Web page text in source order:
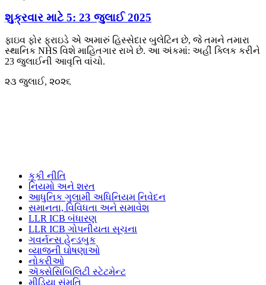
શુક્રવાર માટે 5: 23 જુલાઈ 2025
ફાઇવ ફોર ફ્રાઇડે એ અમારું હિસ્સેદાર બુલેટિન છે, જે તમને તમારા
સ્થાનિક NHS વિશે માહિતગાર રાખે છે. આ અંકમાં: અહીં ક્લિક કરીને
23 જુલાઈની આવૃત્તિ વાંચો.
૨૩ જુલાઈ, ૨૦૨૬
કૂકી નીતિ
નિયમો અને શરત
આધુનિક ગુલામી અધિનિયમ નિવેદન
સમાનતા, વિવિધતા અને સમાવેશ
LLR ICB બંધારણ
LLR ICB ગોપનીયતા સૂચના
ગવર્નન્સ હેન્ડબુક
વ્યાજની ઘોષણાઓ
નોકરીઓ
ઍક્સેસિબિલિટી સ્ટેટમેન્ટ
મીડિયા સંમતિ